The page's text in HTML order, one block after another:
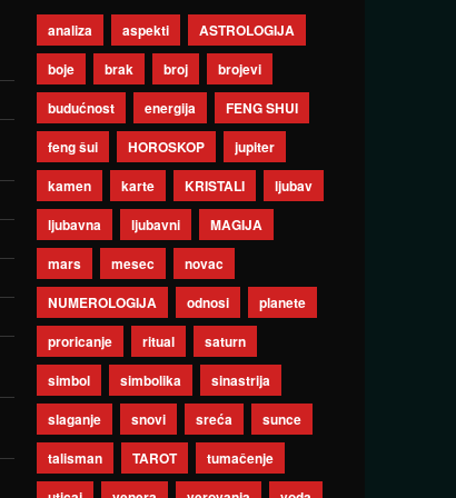
analiza aspekti
ASTROLOGIJA
boje
brak broj
brojevi
budućnost
energija
FENG SHUI
feng šui
HOROSKOP
jupiter
kamen
karte KRISTALI
ljubav
ljubavna
ljubavni
MAGIJA
mars
mesec
novac
NUMEROLOGIJA
odnosi
planete
proricanje
ritual
saturn
simbol
simbolika
sinastrija
slaganje
snovi sreća
sunce
talisman
TAROT
tumačenje